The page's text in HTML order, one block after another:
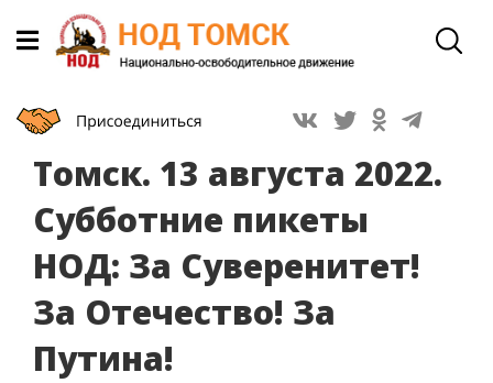
Томск. 13 августа 2022.
Субботние пикеты
НОД: За Суверенитет!
За Отечество! За
Путина!